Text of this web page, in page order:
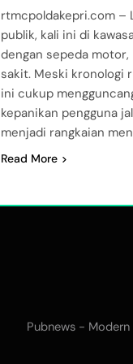
rtmcpoldakepri.com –
publik, kali ini di
dengan sepeda
sakit. Meski kronologi
ini cukup
kepanikan pengguna
menjadi rangkaian
Read More
Pubnews -